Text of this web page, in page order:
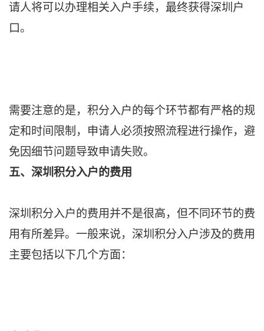
请人将可以办理相关入户手续，最终获得深圳户
口。
需要注意的是，积分入户的每个环节都有严格的规
定和时间限制，申请人必须按照流程进行操作，避
免因细节问题导致申请失败。
五、深圳积分入户的费用
深圳积分入户的费用并不是很高，但不同环节的费
用有所差异。一般来说，深圳积分入户涉及的费用
主要包括以下几个方面：